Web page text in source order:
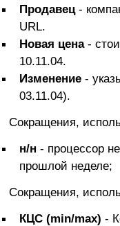
Продавец-
URL.
Новая цена-
10.11.04.
Изменение -
03.11.04).
Сокращения,
н/н - процессор
прошлой неделе;
Сокращения,
КЦС (min/max) -